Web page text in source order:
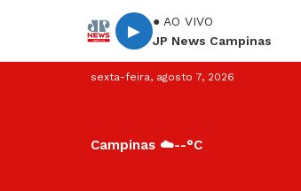
▶
● AO VIVO
JP News Campinas
sexta-feira, agosto 7, 2026
Campinas ☁️--°C